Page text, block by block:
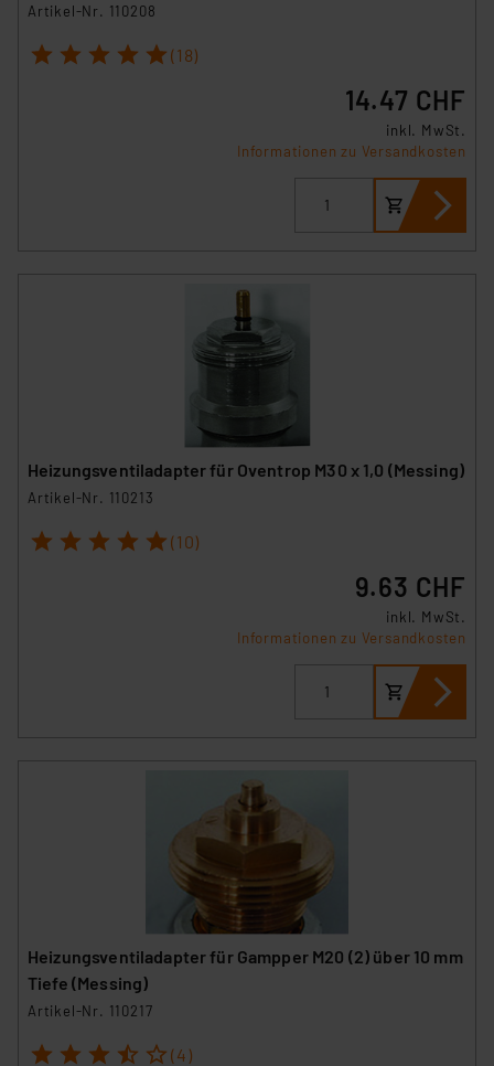
Artikel-Nr. 110208
1 2 3 4 5 (18)
14.47 CHF
inkl. MwSt.
Informationen zu Versandkosten
Heizungsventiladapter für Oventrop M30 x 1,0 (Messing)
Artikel-Nr. 110213
1 2 3 4 5 (10)
9.63 CHF
inkl. MwSt.
Informationen zu Versandkosten
Heizungsventiladapter für Gampper M20 (2) über 10 mm
Tiefe (Messing)
Artikel-Nr. 110217
1 2 3 4 5 (4)